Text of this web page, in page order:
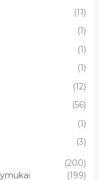
(11)
(1)
(1)
(1)
(12)
(56)
(1)
(3)
(200)
(199)